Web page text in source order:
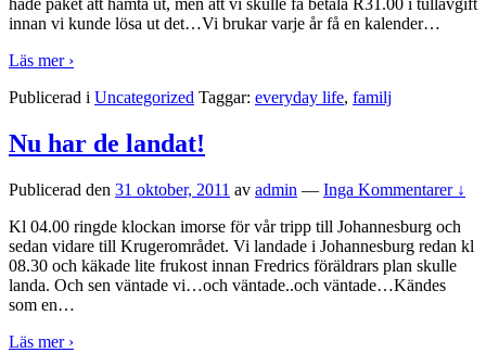
hade paket att hämta ut, men att vi skulle få betala R31.00 i tullavgift
innan vi kunde lösa ut det…Vi brukar varje år få en kalender…
Läs mer ›
Publicerad i Uncategorized Taggar: everyday life, familj
Nu har de landat!
Publicerad den 31 oktober, 2011 av admin — Inga Kommentarer ↓
Kl 04.00 ringde klockan imorse för vår tripp till Johannesburg och
sedan vidare till Krugerområdet. Vi landade i Johannesburg redan kl
08.30 och käkade lite frukost innan Fredrics föräldrars plan skulle
landa. Och sen väntade vi…och väntade..och väntade…Kändes
som en…
Läs mer ›